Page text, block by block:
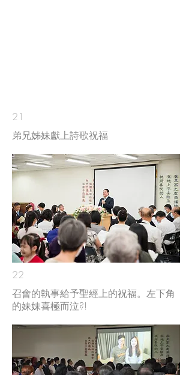
21
弟兄姊妹獻上詩歌祝福
22
​召會的執事給予聖經上的祝福。左下角
的妹妹喜極而泣?!